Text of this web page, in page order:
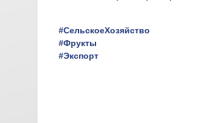
#СельскоеХозяйство
#Фрукты
#Экспорт